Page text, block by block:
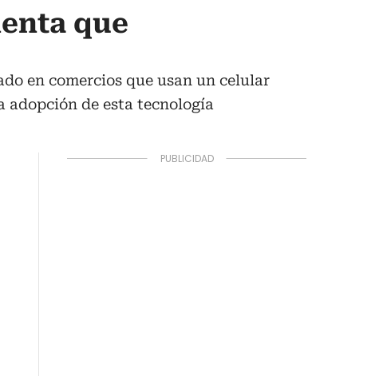
que
en comercios que usan un celular
adopción de esta tecnología